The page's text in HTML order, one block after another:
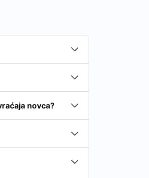
novca?